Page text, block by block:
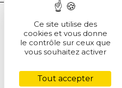
Cookies
Ce site utilise des
cookies et vous donne
le contrôle sur ceux que
vous souhaitez activer
Tout accepter